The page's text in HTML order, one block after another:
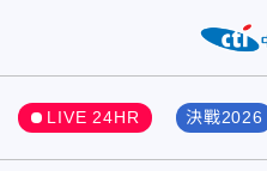
LIVE 24HR 決戰2026